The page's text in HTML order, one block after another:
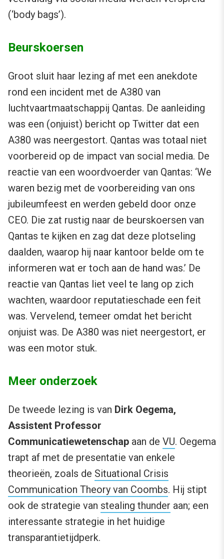
(‘body bags’).
Beurskoersen
Groot sluit haar lezing af met een anekdote
rond een incident met de A380 van
luchtvaartmaatschappij Qantas. De aanleiding
was een (onjuist) bericht op Twitter dat een
A380 was neergestort. Qantas was totaal niet
voorbereid op de impact van social media. De
reactie van een woordvoerder van Qantas: ‘We
waren bezig met de voorbereiding van ons
jubileumfeest en werden gebeld door onze
CEO. Die zat rustig naar de beurskoersen van
Qantas te kijken en zag dat deze plotseling
daalden, waarop hij naar kantoor belde om te
informeren wat er toch aan de hand was.’ De
reactie van Qantas liet veel te lang op zich
wachten, waardoor reputatieschade een feit
was. Vervelend, temeer omdat het bericht
onjuist was. De A380 was niet neergestort, er
was een motor stuk.
Meer onderzoek
De tweede lezing is van Dirk Oegema,
Assistent Professor
Communicatiewetenschap aan de VU. Oegema
trapt af met de presentatie van enkele
theorieën, zoals de Situational Crisis
Communication Theory van Coombs. Hij stipt
ook de strategie van stealing thunder aan; een
interessante strategie in het huidige
transparantietijdperk.